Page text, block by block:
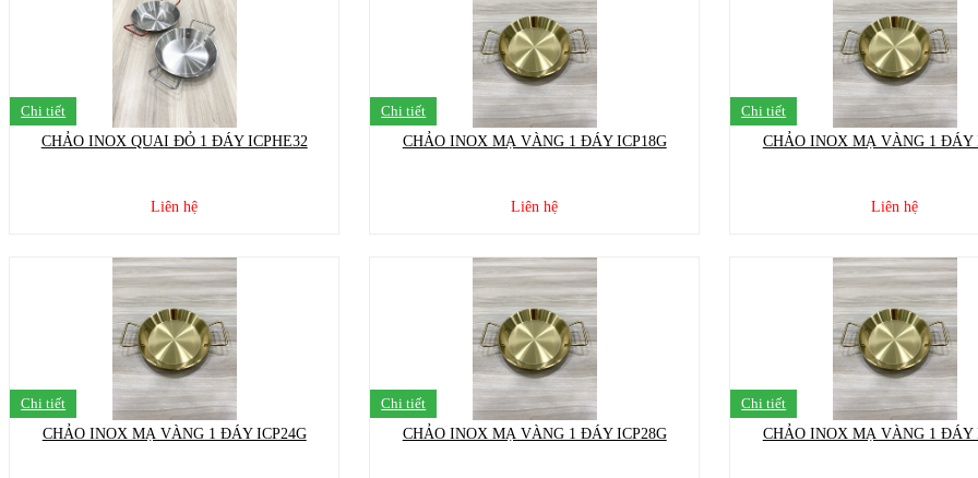
Chi tiết
CHẢO INOX QUAI ĐỎ 1 ĐÁY ICPHE32
Liên hệ
Chi tiết
CHẢO INOX MẠ VÀNG 1 ĐÁY ICP18G
Liên hệ
Chi tiết
CHẢO INOX MẠ VÀNG 1 ĐÁY
Liên hệ
Chi tiết
CHẢO INOX MẠ VÀNG 1 ĐÁY ICP24G
Chi tiết
CHẢO INOX MẠ VÀNG 1 ĐÁY ICP28G
Chi tiết
CHẢO INOX MẠ VÀNG 1 ĐÁY